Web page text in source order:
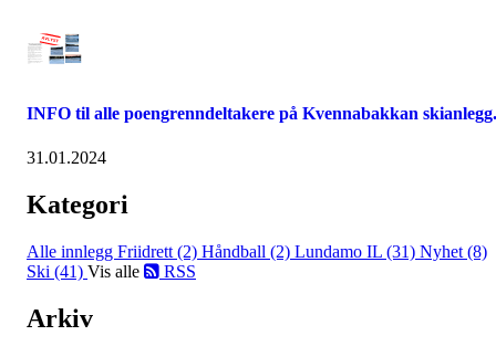
INFO til alle poengrenndeltakere på Kvennabakkan skianlegg.
31.01.2024
Kategori
Alle innlegg Friidrett (2) Håndball (2) Lundamo IL (31) Nyhet (8)
Ski (41) Vis alle RSS
Arkiv